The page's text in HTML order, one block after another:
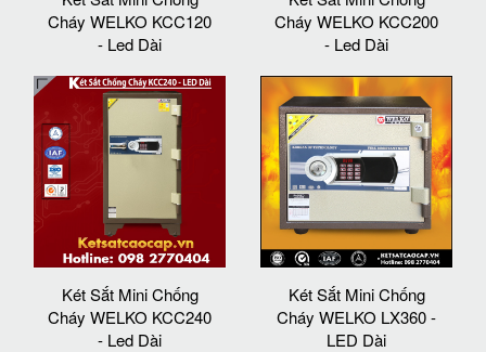
Cháy WELKO KCC120
- Led Dài
Cháy WELKO KCC200
- Led Dài
Két Sắt Mini Chống
Cháy WELKO KCC240
- Led Dài
Két Sắt Mini Chống
Cháy WELKO LX360 -
LED Dài